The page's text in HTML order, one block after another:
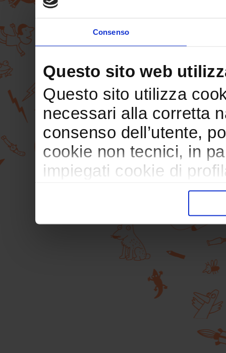
Consenso
Questo sito web
Questo sito utilizza
necessari alla corretta
consenso dell’utente,
cookie non tecnici, in
impiegati cookie di
trasferimento verso
durante la navigazione.
Per maggiori dettagli
durante la
privacy sui cookie, ti
informativa cookie
Chiudendo il banner
senza alcuna